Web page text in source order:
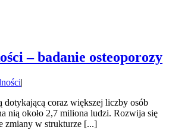
– badanie osteoporozy
|
dotykającą coraz większej liczby osób
nią około 2,7 miliona ludzi. Rozwija się
zmiany w strukturze [...]